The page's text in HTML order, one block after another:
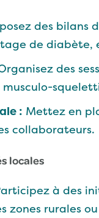
des bilans
de diabète,
des
: Mettez en
collaborateurs.
locales
à des
zones rurales